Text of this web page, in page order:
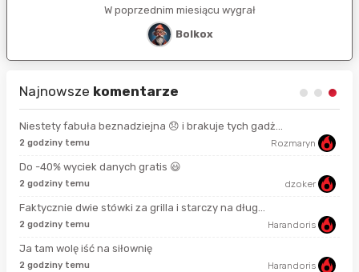
W poprzednim miesiącu wygrał
Bolkox
Najnowsze komentarze
Niestety fabuła beznadziejna 😞 i brakuje tych gadż...
2 godziny temu Rozmaryn
Do -40% wyciek danych gratis 😃
2 godziny temu dzoker
Faktycznie dwie stówki za grilla i starczy na dług...
2 godziny temu Harandoris
Ja tam wolę iść na siłownię
2 godziny temu Harandoris